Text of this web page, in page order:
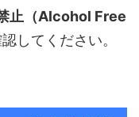
止（Alcohol Free
してください。